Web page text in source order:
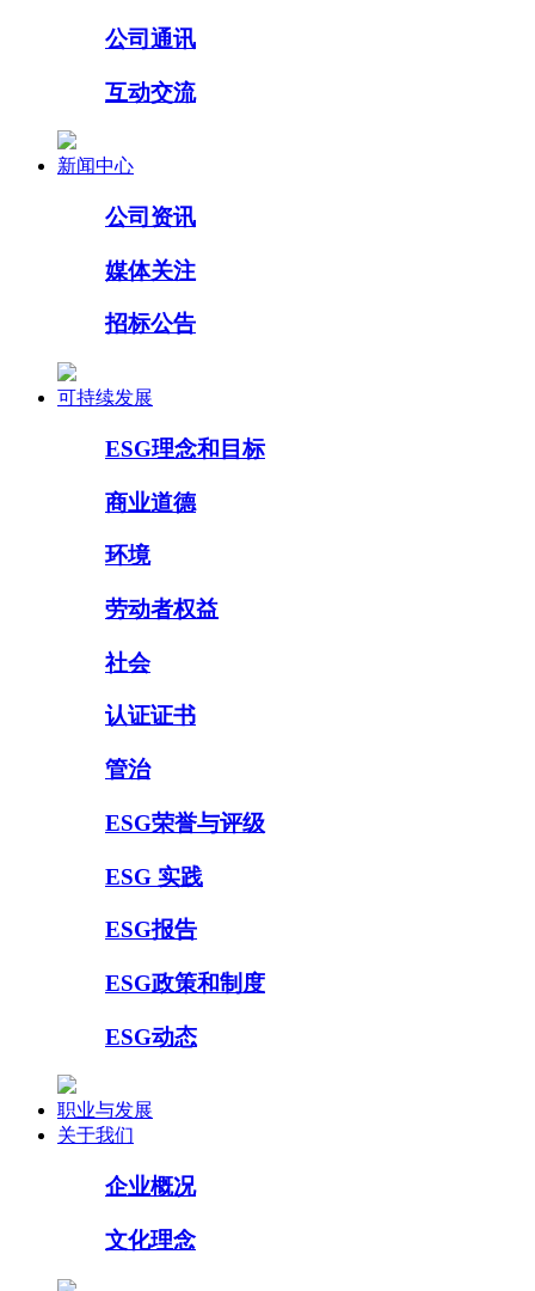
公司通讯
互动交流
新闻中心
公司资讯
媒体关注
招标公告
可持续发展
ESG理念和目标
商业道德
环境
劳动者权益
社会
认证证书
管治
ESG荣誉与评级
ESG 实践
ESG报告
ESG政策和制度
ESG动态
职业与发展
关于我们
企业概况
文化理念